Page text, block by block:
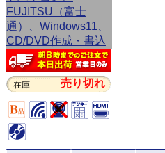
在庫 売り切れ